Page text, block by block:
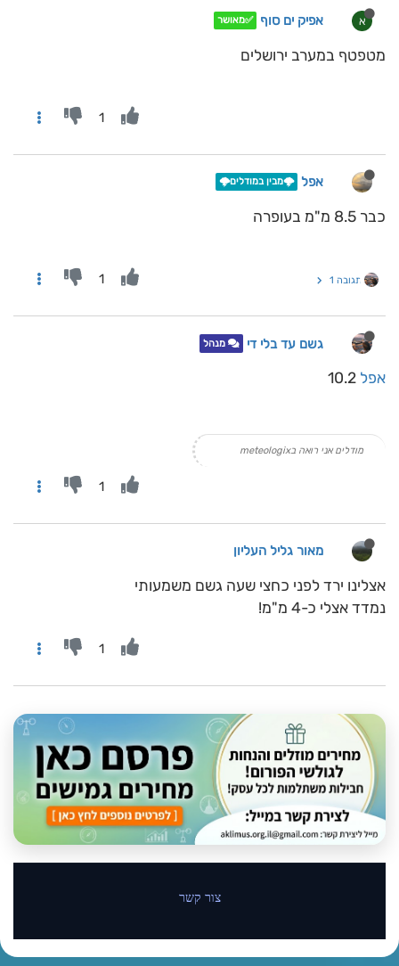
א אפיק ים סוף ✅מאושר
מטפטף במערב ירושלים
1
אפל 🌩️מבין במודלים🌩️
כבר 8.5 מ"מ בעופרה
תגובה 1 1
גשם עד בלי די מנהל
אפל
מודלים אני רואה בmeteologix
1
מאור גליל העליון
אצלינו ירד לפני כחצי שעה גשם משמעותי
נמדד אצלי כ-4 מ"מ!
1
צור קשר